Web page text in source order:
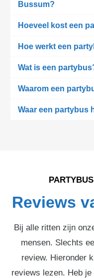
Bussum?
Hoeveel kost een
Hoe werkt een
Wat is een
Waarom een
Waar een partybus
Reviews
Bij alle ritten zijn
mensen. Slechts
review. Hieronder
reviews lezen. Heb